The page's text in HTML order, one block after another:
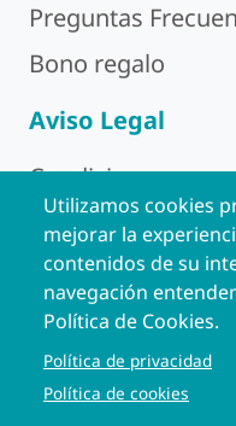
Utilizamos cookies
mejorar la
contenidos de su
navegación
Política de Cookies.
Política de privacidad
Política de cookies
Preguntas
Bono regalo
Aviso Legal
Condiciones
Política de
Aviso Legal
Política de Cookies
Contacto